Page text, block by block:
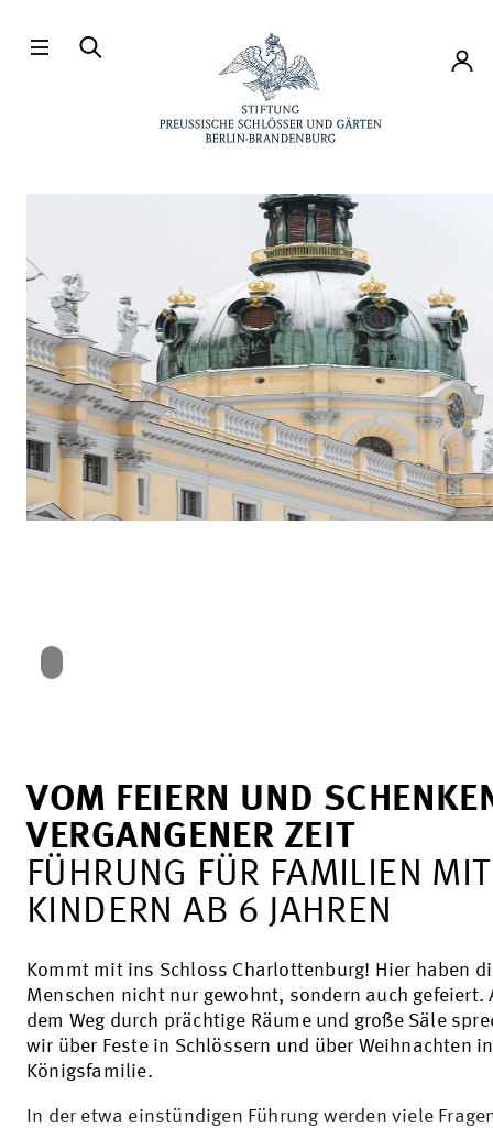
Konto
VOM FEIERN UND
VERGANGENER ZEIT
FÜHRUNG FÜR FAMILIEN MIT
KINDERN AB 6 JAHREN
Kommt mit ins Schloss Charlottenburg! Hier haben
Menschen nicht nur gewohnt, sondern auch gefeiert.
dem Weg durch prächtige Räume und große Säle
wir über Feste in Schlössern und über Weihnachten
Königsfamilie.
In der etwa einstündigen Führung werden viele